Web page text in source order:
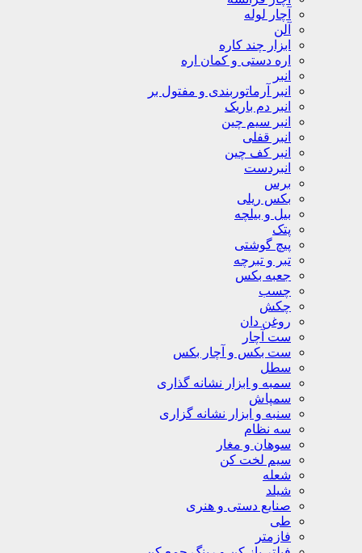
آچار لوله
آلن
ابزار چند کاره
اره دستی و کمان اره
انبر
انبر آرماتوربندی و مفتول بر
انبر دم باریک
انبر سیم چین
انبر قفلی
انبر کف چین
انبردست
برس
بکس ریلی
بیل و بیلچه
پتک
پیچ گوشتی
تبر و تبرچه
جعبه بکس
چسب
چکش
روغن دان
ست آچار
ست بکس و آچار بکس
سطل
سمبه و ابزار نشانه گذاری
سمپاش
سنبه و ابزار نشانه گزاری
سه نظام
سوهان و مغار
سیم لخت کن
شعله
شیلد
صنایع دستی و هنری
طی
فازمتر